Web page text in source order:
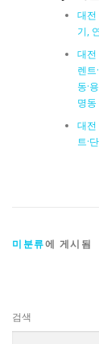
대전
기,
대전
렌트
동·
명동
대전
트·
미분류에 게시됨
검색